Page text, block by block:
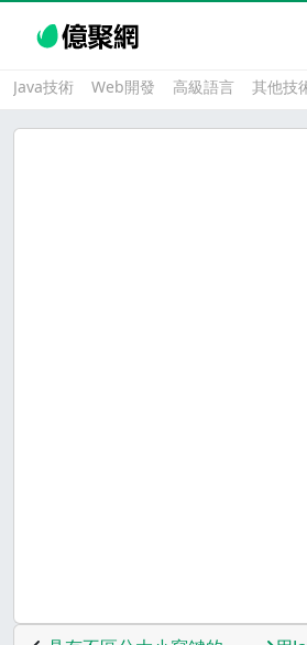
Java技術 Web開發 高級語言 其他技